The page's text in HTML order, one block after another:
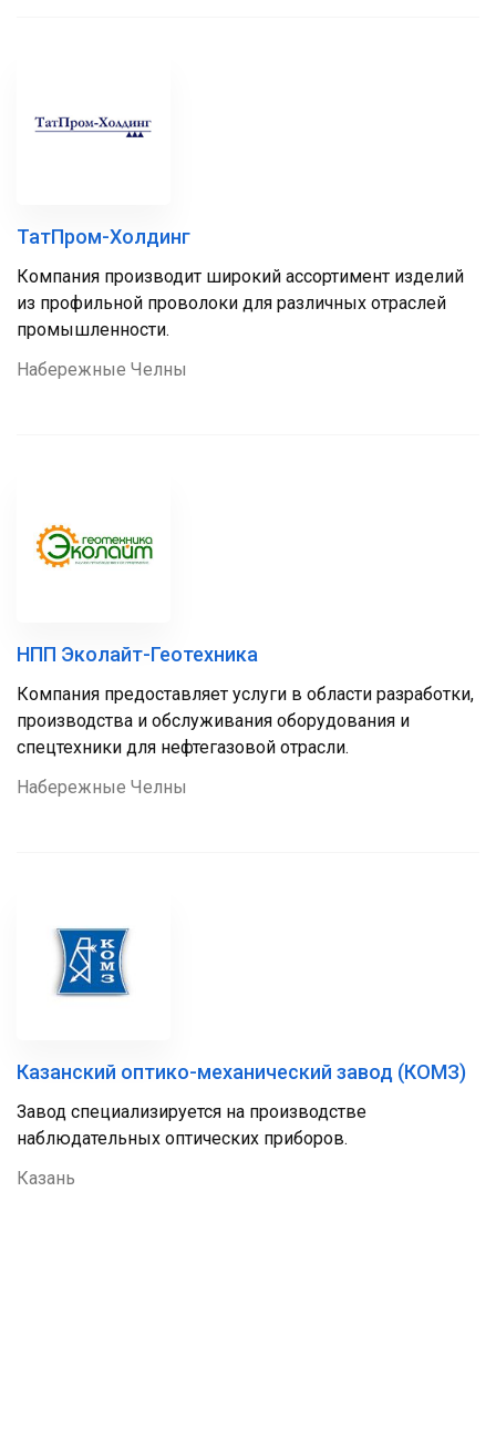
ТатПром-Холдинг
Компания производит широкий ассортимент изделий
из профильной проволоки для различных отраслей
промышленности.
Набережные Челны
НПП Эколайт-Геотехника
Компания предоставляет услуги в области разработки,
производства и обслуживания оборудования и
спецтехники для нефтегазовой отрасли.
Набережные Челны
Казанский оптико-механический завод (КОМЗ)
Завод специализируется на производстве
наблюдательных оптических приборов.
Казань